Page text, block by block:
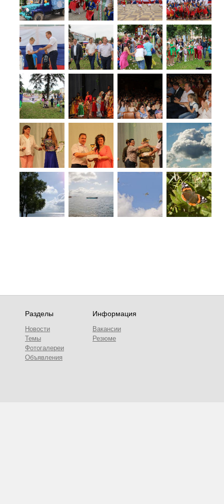
Разделы
Новости
Темы
Фотогалереи
Объявления
Информация
Вакансии
Резюме